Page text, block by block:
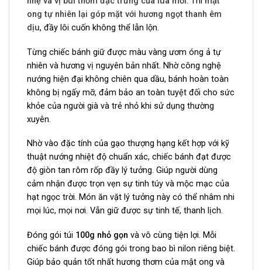
ong tự nhiên lại góp mặt với hương ngọt thanh êm
dịu, đầy lôi cuốn không thể lẫn lộn.
Từng chiếc bánh giữ được màu vàng ươm óng ả tự
nhiên và hương vị nguyên bản nhất. Nhờ công nghệ
nướng hiện đại không chiên qua dầu, bánh hoàn toàn
không bị ngấy mỡ, đảm bảo an toàn tuyệt đối cho sức
khỏe của người già và trẻ nhỏ khi sử dụng thường
xuyên.
Nhờ vào đặc tính của gạo thượng hạng kết hợp với kỹ
thuật nướng nhiệt độ chuẩn xác, chiếc bánh đạt được
độ giòn tan rôm rốp đầy lý tưởng. Giúp người dùng
cảm nhận được trọn vẹn sự tinh túy và mộc mạc của
hạt ngọc trời. Món ăn vặt lý tưởng này có thể nhâm nhi
mọi lúc, mọi nơi. Vẫn giữ được sự tinh tế, thanh lịch.
Đóng gói túi 100g nhỏ gọn và vô cùng tiện lợi. Mỗi
chiếc bánh được đóng gói trong bao bì nilon riêng biệt.
Giúp bảo quản tốt nhất hương thơm của mật ong và